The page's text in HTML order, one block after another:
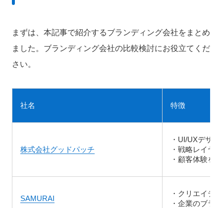
まずは、本記事で紹介するブランディング会社をまとめ
ました。ブランディング会社の比較検討にお役立てくだ
さい。
社名 特徴
株式会社グッドパッチ
・UI/UXデザ
・戦略レイヤ
・顧客体験を
SAMURAI
・クリエイテ
・企業のブラ